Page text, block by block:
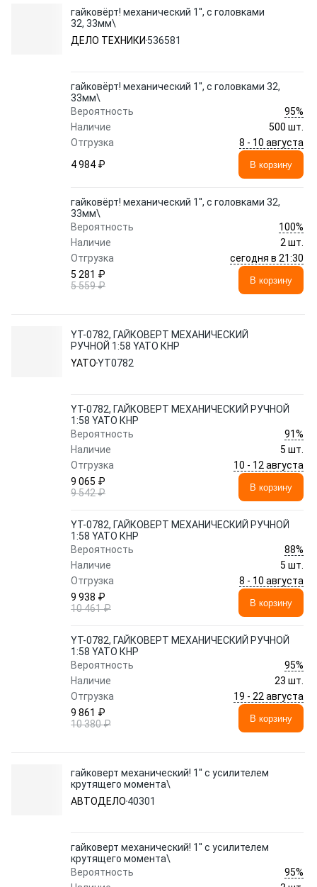
гайковёрт! механический 1'', с головками
32, 33мм\
ДЕЛО ТЕХНИКИ 536581
гайковёрт! механический 1'', с головками 32,
33мм\
Вероятность
95%
Наличие
500 шт.
Отгрузка
8 - 10 августа
4 984 ₽
В корзину
гайковёрт! механический 1'', с головками 32,
33мм\
Вероятность
100%
Наличие
2 шт.
Отгрузка
сегодня в 21:30
5 281 ₽
5 559 ₽
В корзину
YT-0782, ГАЙКОВЕРТ МЕХАНИЧЕСКИЙ
РУЧНОЙ 1:58 YATO КНР
YATOYT0782
YT-0782, ГАЙКОВЕРТ МЕХАНИЧЕСКИЙ РУЧНОЙ
1:58 YATO КНР
Вероятность
91%
Наличие
5 шт.
Отгрузка
10 - 12 августа
9 065 ₽
9 542 ₽
В корзину
YT-0782, ГАЙКОВЕРТ МЕХАНИЧЕСКИЙ РУЧНОЙ
1:58 YATO КНР
Вероятность
88%
Наличие
5 шт.
Отгрузка
8 - 10 августа
9 938 ₽
10 461 ₽
В корзину
YT-0782, ГАЙКОВЕРТ МЕХАНИЧЕСКИЙ РУЧНОЙ
1:58 YATO КНР
Вероятность
95%
Наличие
23 шт.
Отгрузка
19 - 22 августа
9 861 ₽
10 380 ₽
В корзину
гайковерт механический! 1'' с усилителем
крутящего момента\
АВТОДЕЛО 40301
гайковерт механический! 1'' с усилителем
крутящего момента\
Вероятность
95%